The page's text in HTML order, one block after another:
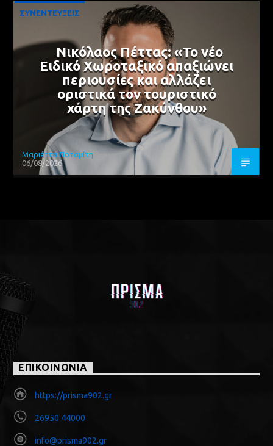
ΣΥΝΕΝΤΕΥΞΕΙΣ
Νικόλαος Πέττας: «Το νέο
Ειδικό Χωροταξικό απαξιώνει
περιουσίες και αλλάζει
οριστικά τον τουριστικό
χάρτη της Ζακύνθου»
Μαριέττα Ποταμίτη
06/08/2026
ΕΠΙΚΟΙΝΩΝΙΑ
https://prisma902.gr
26950 44000
info@prisma902.gr